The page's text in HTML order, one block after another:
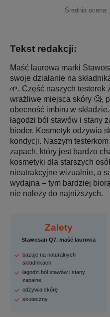
Średnia ocena:
Tekst redakcji:
Maść laurowa marki
swoje działanie na
🌱. Część naszych testerek
wrażliwe miejsca skóry 🧐,
obecność imbiru w
łagodzi ból stawów i stany
bioder. Kosmetyk odżywia
kondycji. Naszym
zapach, który jest bardzo
kosmetyki dla starszych
nieatrakcyjne wizualnie, a
wydajna – tym bardziej
nie należy do najniższych.
Zalety
Stawosan Q7, maść laurowa
bazuje na naturalnych
składnikach
łagodzi ból stawów i stany
zapalne
odżywia skórę
skuteczny